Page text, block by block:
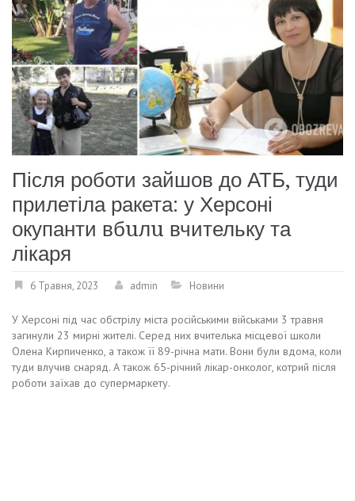
Після роботи зайшов до АТБ, туди
прилетіла ракета: у Херсоні
окупанти вбuлu вчительку та
лікаря
6 Травня, 2023 admin Новини
У Херсоні під час обстрілу міста російськими військами 3 травня
загинули 23 мирні жителі. Серед них вчителька місцевої школи
Олена Кирпиченко, а також її 89-річна мати. Вони були вдома, коли
туди влучив снаряд. А також 65-річний лікар-онколог, котрий після
роботи заїхав до супермаркету.